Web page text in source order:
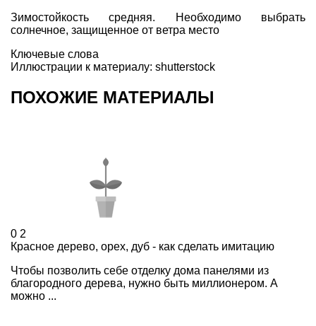
Зимостойкость средняя. Необходимо выбрать
солнечное, защищенное от ветра место
Ключевые слова
Иллюстрации к материалу: shutterstock
ПОХОЖИЕ МАТЕРИАЛЫ
0 2
Красное дерево, орех, дуб - как сделать имитацию
Чтобы позволить себе отделку дома панелями из
благородного дерева, нужно быть миллионером. А
можно ...